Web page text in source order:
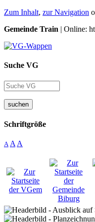
Zum Inhalt, zur Navigation
Gemeinde Train | Online:
Suche VG
suchen
Schriftgröße
A A A